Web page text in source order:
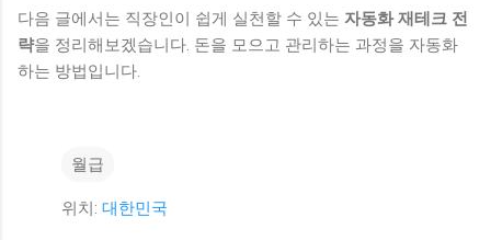
다음 글에서는 직장인이 쉽게 실천할 수 있는 자동화 재테크 전
략을 정리해보겠습니다. 돈을 모으고 관리하는 과정을 자동화
하는 방법입니다.
월급
위치: 대한민국